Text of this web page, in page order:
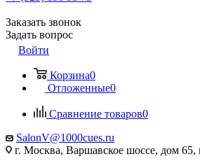
Заказать звонок
Задать вопрос
Войти
Корзина0
Отложенные0
Сравнение товаров0
SalonV@1000cues.ru
г. Москва, Варшавское шоссе, дом 65,